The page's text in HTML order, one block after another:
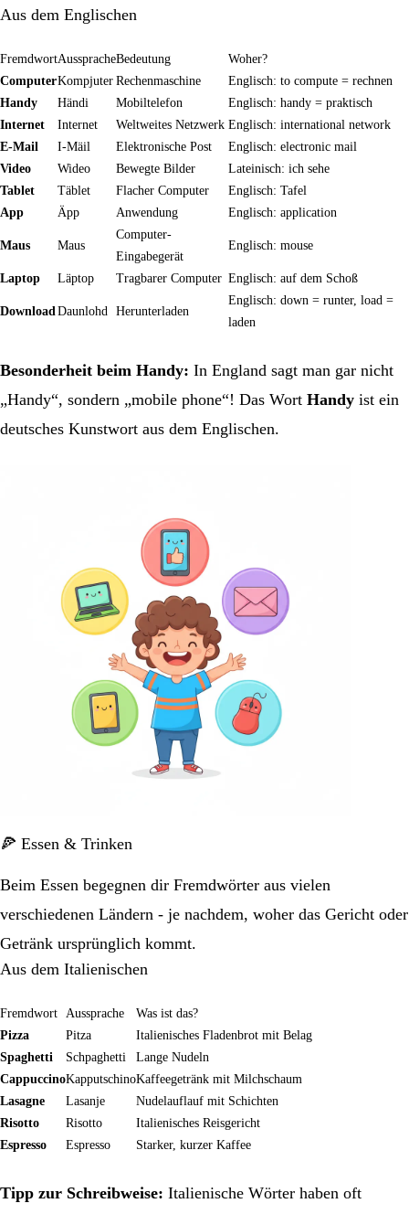
Aus dem Englischen
FremdwortAusspracheBedeutung
Woher?
ComputerKompjuter Rechenmaschine
Englisch: to compute = rechnen
Handy
Händi Mobiltelefon
Englisch: handy = praktisch
Internet
Internet Weltweites Netzwerk Englisch: international network
E-Mail
I-Mäil Elektronische Post
Englisch: electronic mail
Video
Wideo Bewegte Bilder
Lateinisch: ich sehe
Tablet
Täblet Flacher Computer
Englisch: Tafel
App
Äpp Anwendung Englisch: application
Maus Maus
Computer-
Eingabegerät
Englisch: mouse
Laptop Läptop Tragbarer Computer Englisch: auf dem Schoß
Download Daunlohd Herunterladen
Englisch: down = runter, load =
laden
Besonderheit beim Handy: In England sagt man gar nicht
„Handy“, sondern „mobile phone“! Das Wort Handy ist ein
deutsches Kunstwort aus dem Englischen.
🍕 Essen & Trinken
Beim Essen begegnen dir Fremdwörter aus vielen
verschiedenen Ländern - je nachdem, woher das Gericht oder
Getränk ursprünglich kommt.
Aus dem Italienischen
Fremdwort Aussprache
Was ist das?
Pizza
Pitza
Italienisches Fladenbrot mit Belag
Spaghetti
Schpaghetti
Lange Nudeln
CappuccinoKapputschinoKaffeegetränk mit Milchschaum
Lasagne
Lasanje
Nudelauflauf mit Schichten
Risotto
Risotto
Italienisches Reisgericht
Espresso
Espresso Starker, kurzer Kaffee
Tipp zur Schreibweise: Italienische Wörter haben oft